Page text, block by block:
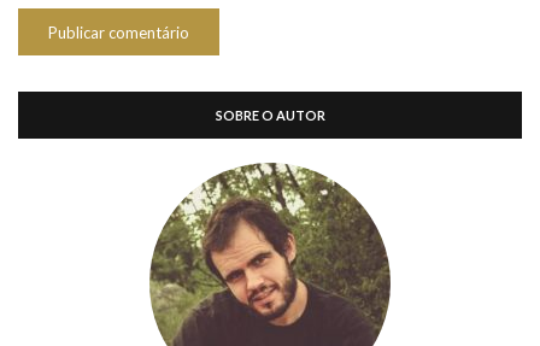
SOBRE O AUTOR